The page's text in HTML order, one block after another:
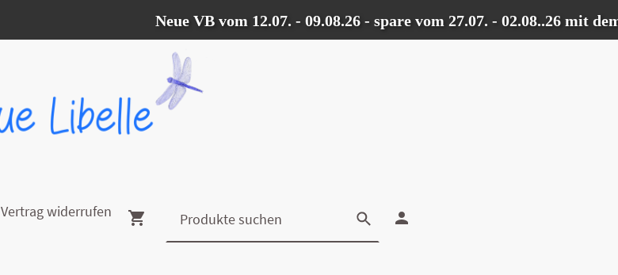
Neue VB vom 12.07. - 09.08.26 - spare vom 27.07. - 02.08..26 mit dem
Vertrag widerrufen